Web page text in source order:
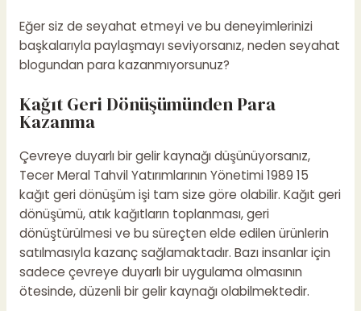
Eğer siz de seyahat etmeyi ve bu deneyimlerinizi
başkalarıyla paylaşmayı seviyorsanız, neden seyahat
blogundan para kazanmıyorsunuz?
Kağıt Geri Dönüşümünden Para
Kazanma
Çevreye duyarlı bir gelir kaynağı düşünüyorsanız,
Tecer Meral Tahvil Yatırımlarının Yönetimi 1989 15
kağıt geri dönüşüm işi tam size göre olabilir. Kağıt geri
dönüşümü, atık kağıtların toplanması, geri
dönüştürülmesi ve bu süreçten elde edilen ürünlerin
satılmasıyla kazanç sağlamaktadır. Bazı insanlar için
sadece çevreye duyarlı bir uygulama olmasının
ötesinde, düzenli bir gelir kaynağı olabilmektedir.